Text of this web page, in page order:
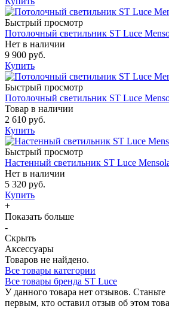
Быстрый просмотр
Потолочный светильник ST Luce
Нет в наличии
9 900 руб.
Купить
Быстрый просмотр
Потолочный светильник ST Luce
Товар в наличии
2 610 руб.
Купить
Быстрый просмотр
Настенный светильник ST Luce
Нет в наличии
5 320 руб.
Купить
+
Показать больше
-
Скрыть
Аксессуары
Товаров не найдено.
Все товары категории
Все товары бренда ST Luce
У данного товара нет отзывов. Станьте
первым, кто оставил отзыв об этом